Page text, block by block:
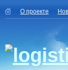
О проекте